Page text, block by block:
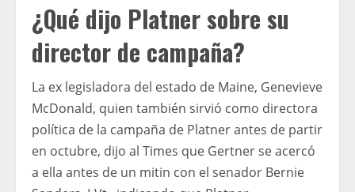
¿Qué dijo Platner sobre su
director de campaña?
La ex legisladora del estado de Maine, Genevieve
McDonald, quien también sirvió como directora
política de la campaña de Platner antes de partir
en octubre, dijo al Times que Gertner se acercó
a ella antes de un mitin con el senador Bernie